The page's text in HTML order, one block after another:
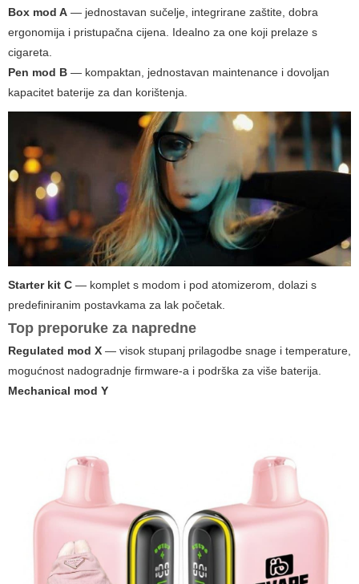
Box mod A — jednostavan sučelje, integrirane zaštite, dobra
ergonomija i pristupačna cijena. Idealno za one koji prelaze s
cigareta.
Pen mod B — kompaktan, jednostavan maintenance i dovoljan
kapacitet baterije za dan korištenja.
Starter kit C — komplet s modom i pod atomizerom, dolazi s
predefiniranim postavkama za lak početak.
Top preporuke za napredne
Regulated mod X — visok stupanj prilagodbe snage i temperature,
mogućnost nadogradnje firmware-a i podrška za više baterija.
Mechanical mod Y